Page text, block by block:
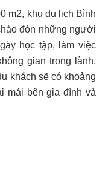
m2, khu du lịch Bình
đón những người
học tập, làm việc
gian trong lành,
khách sẽ có khoảng
mái bên gia đình và